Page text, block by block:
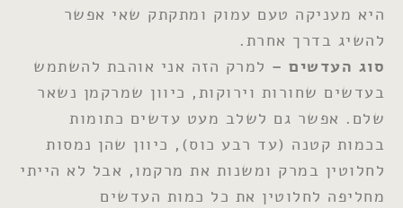
היא מעניקה טעם עמוק ומתקתק שאי אפשר
להשיג בדרך אחרת.
סוג העדשים –למרק הזה אני אוהבת להשתמש
בעדשים שחורות וירוקות, כיוון שמרקמן נשאר
שלם. אפשר גם לשלב מעט עדשים כתומות
בכמות קטנה (עד רבע כוס), כיוון שהן נמסות
לחלוטין במרק ומשנות את מרקמו, אבל לא הייתי
מחליפה לחלוטין את כל כמות העדשים